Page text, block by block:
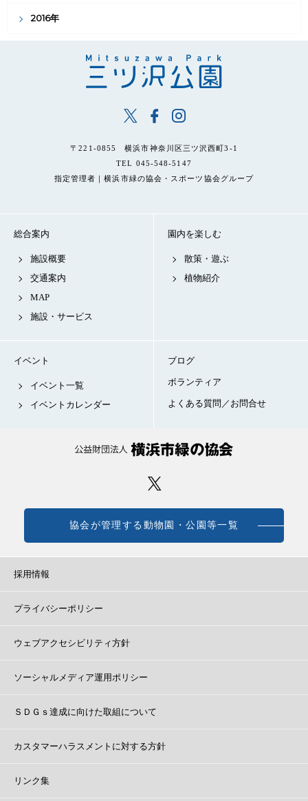
2016年
〒221-0855 横浜市神奈川区三ツ沢西町3-1
TEL 045-548-5147
指定管理者｜横浜市緑の協会・スポーツ協会グループ
総合案内
施設概要
交通案内
MAP
施設・サービス
園内を楽しむ
散策・遊ぶ
植物紹介
イベント
イベント一覧
イベントカレンダー
ブログ
ボランティア
よくある質問／お問合せ
協会が管理する動物園・公園等一覧
採用情報
プライバシーポリシー
ウェブアクセシビリティ方針
ソーシャルメディア運用ポリシー
ＳＤＧｓ達成に向けた取組について
カスタマーハラスメントに対する方針
リンク集